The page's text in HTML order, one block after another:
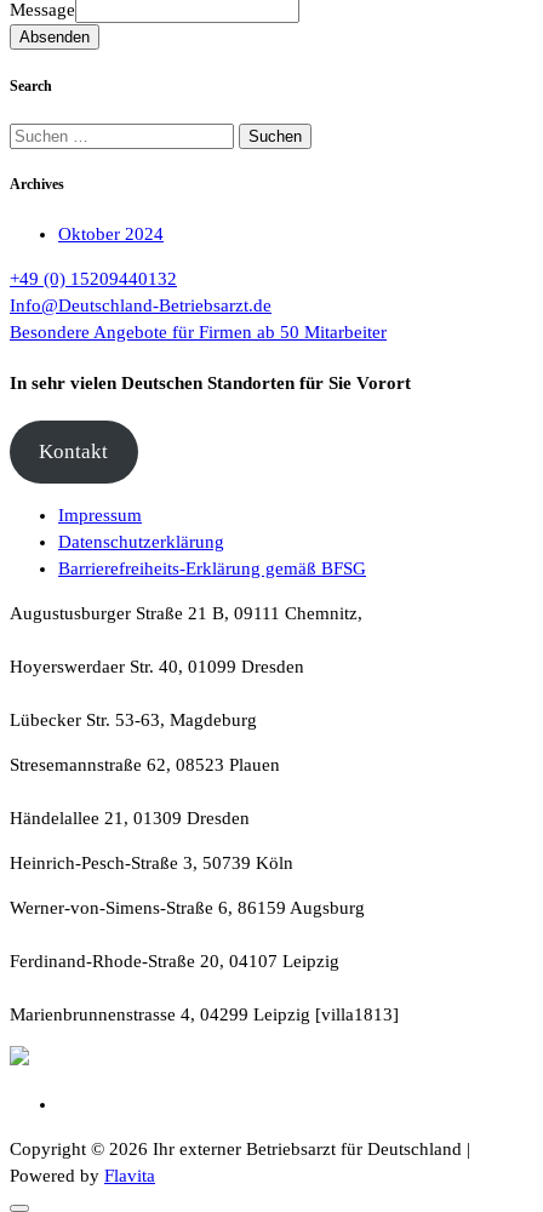
Message
Absenden
Search
Suchen
Archives
Oktober 2024
+49 (0) 15209440132
Info@Deutschland-Betriebsarzt.de
Besondere Angebote für Firmen ab 50 Mitarbeiter
In sehr vielen Deutschen Standorten für Sie Vorort
Kontakt
Impressum
Datenschutzerklärung
Barrierefreiheits-Erklärung gemäß BFSG
Augustusburger Straße 21 B, 09111 Chemnitz,
Hoyerswerdaer Str. 40, 01099 Dresden
Lübecker Str. 53-63, Magdeburg
Stresemannstraße 62, 08523 Plauen
Händelallee 21, 01309 Dresden
Heinrich-Pesch-Straße 3, 50739 Köln
Werner-von-Simens-Straße 6, 86159 Augsburg
Ferdinand-Rhode-Straße 20, 04107 Leipzig
Marienbrunnenstrasse 4, 04299 Leipzig [villa1813]
Copyright © 2026 Ihr externer Betriebsarzt für Deutschland |
Powered by Flavita